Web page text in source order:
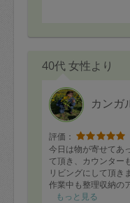
40代 女性より
カンガ
評価：
今日は物が寄せてあ
て頂き、カウンター
リビングにして頂き
作業中も整理収納の
ても楽しい時間です。
もっと見る